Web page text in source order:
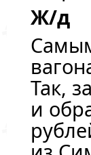
Ж/д
Так,
и